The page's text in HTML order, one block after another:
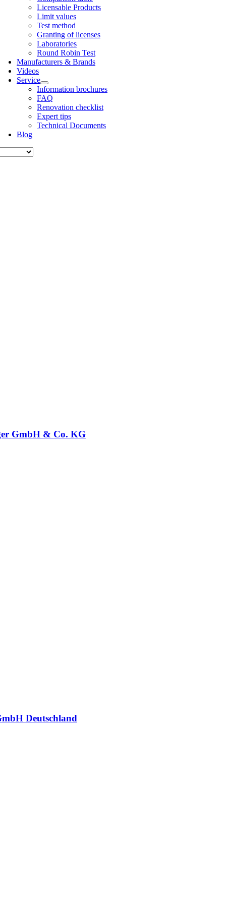
Licens­able Products
Lim­it val­ues
Test meth­od
Grant­ing of licenses
Labor­at­or­ies
Round Robin Test
Man­u­fac­tur­ers & Brands
Videos
Ser­vice
Inform­a­tion bro­chures
FAQ
Renov­a­tion check­list
Expert tips
Tech­nic­al Doc­u­ments
Blog
GmbH & Co. KG
Deutschland